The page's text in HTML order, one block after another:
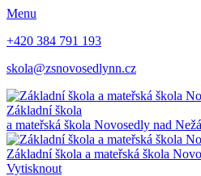
Menu
+420 384 791 193
skola@zsnovosedlynn.cz
Základní škola
a mateřská škola Novosedly nad
Základní škola a mateřská škola
Vytisknout